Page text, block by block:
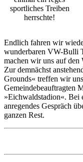
sportliches Treiben
herrschte!
Endlich fahren wir
wunderbaren VW-Bulli
machen wir uns auf
Zur demnächst
Grounds« treffen wir
Gemeindebeauftragten
»Eichwaldstadion«. Bei
anregendes Gespräch
ganzen Rest.